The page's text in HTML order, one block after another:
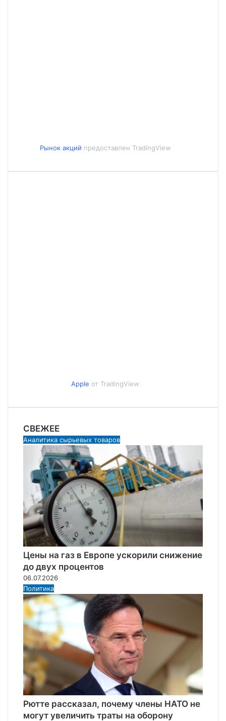
Рынок акций предоставлен TradingView
Apple от TradingView
СВЕЖЕЕ
Аналитика сырьевых товаров
Цены на газ в Европе ускорили снижение
до двух процентов
06.07.2026
Политика
Рютте рассказал, почему члены НАТО не
могут увеличить траты на оборону